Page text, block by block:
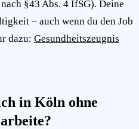
§43 Abs. 4 IfSG). Deine
– auch wenn du den Job
dazu: Gesundheitszeugnis
in Köln ohne